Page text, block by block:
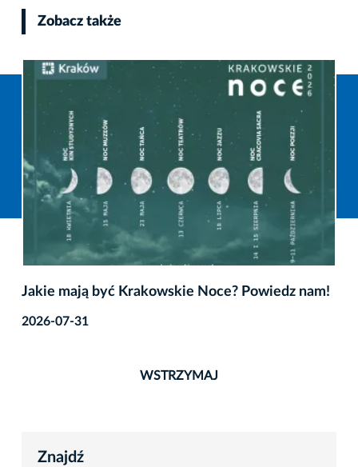
Zobacz także
Jakie mają być Krakowskie Noce? Powiedz nam!
2026-07-31
WSTRZYMAJ
Znajdź